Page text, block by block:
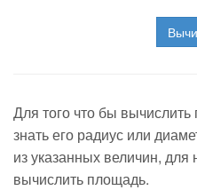
Для того что бы
знать его радиус или
из указанных величин, для
вычислить площадь.